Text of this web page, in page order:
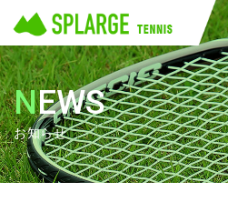
NEWS
お知らせ